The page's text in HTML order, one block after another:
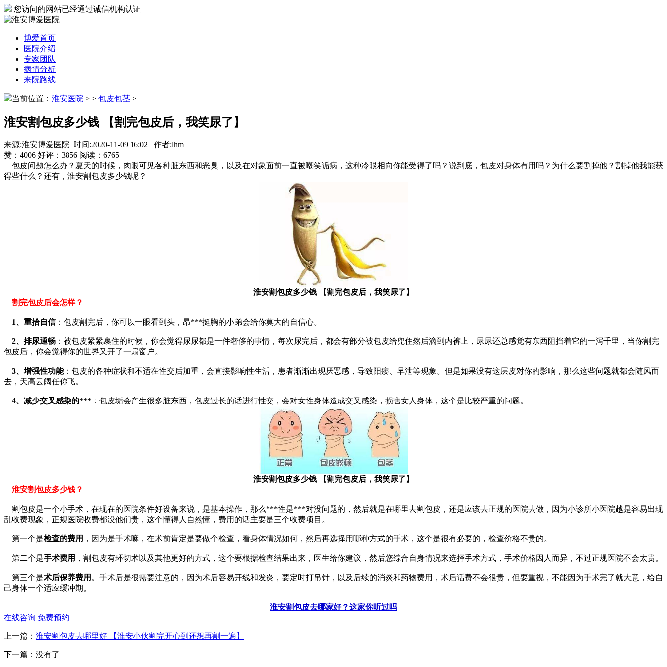
您访问的网站已经通过诚信机构认证
博爱首页
医院介绍
专家团队
病情分析
来院路线
当前位置： 淮安医院 > > 包皮包茎 >
淮安割包皮多少钱 【割完包皮后，我笑尿了】
来源:淮安博爱医院 时间:2020-11-09 16:02 作者:lhm
赞： 4006 好评： 3856 阅读： 6765
包皮问题怎么办？夏天的时候，肉眼可见各种脏东西和恶臭，以及在对象面前一直被嘲笑诟病，这种冷眼相向你能受得了吗？说到底，包皮对身体有用吗？为什么要割掉他？割掉他我能获
得些什么？还有，淮安割包皮多少钱呢？
淮安割包皮多少钱 【割完包皮后，我笑尿了】
割完包皮后会怎样？
1、重拾自信：包皮割完后，你可以一眼看到头，昂***挺胸的小弟会给你莫大的自信心。
2、排尿通畅 ：被包皮紧紧裹住的时候，你会觉得尿尿都是一件奢侈的事情，每次尿完后，都会有部分被包皮给兜住然后滴到内裤上，尿尿还总感觉有东西阻挡着它的一泻千里，当你割完
包皮后，你会觉得你的世界又开了一扇窗户。
3、增强性功能：包皮的各种症状和不适在性交后加重，会直接影响性生活，患者渐渐出现厌恶感，导致阳痿、早泄等现象。但是如果没有这层皮对你的影响，那么这些问题就都会随风而
去，天高云阔任你飞。
4、减少交叉感染的*** ：包皮垢会产生很多脏东西，包皮过长的话进行性交，会对女性身体造成交叉感染，损害女人身体，这个是比较严重的问题。
淮安割包皮多少钱 【割完包皮后，我笑尿了】
淮安割包皮多少钱？
割包皮是一个小手术，在现在的医院条件好设备来说，是基本操作，那么***性是***对没问题的，然后就是在哪里去割包皮，还是应该去正规的医院去做，因为小诊所小医院越是容易出现
乱收费现象，正规医院收费都没他们贵，这个懂得人自然懂，费用的话主要是三个收费项目。
第一个是检查的费用 ，因为是手术嘛，在术前肯定是要做个检查，看身体情况如何，然后再选择用哪种方式的手术，这个是很有必要的，检查价格不贵的。
第二个是手术费用 ，割包皮有环切术以及其他更好的方式，这个要根据检查结果出来，医生给你建议，然后您综合自身情况来选择手术方式，手术价格因人而异，不过正规医院不会太贵。
第三个是术后保养费用 。手术后是很需要注意的，因为术后容易开线和发炎，要定时打吊针，以及后续的消炎和药物费用，术后话费不会很贵，但要重视，不能因为手术完了就大意，给自
己身体一个适应缓冲期。
淮安割包皮去哪家好？这家你听过吗
在线咨询 免费预约
上一篇： 淮安割包皮去哪里好 【淮安小伙割完开心到还想再割一遍】
下一篇：没有了